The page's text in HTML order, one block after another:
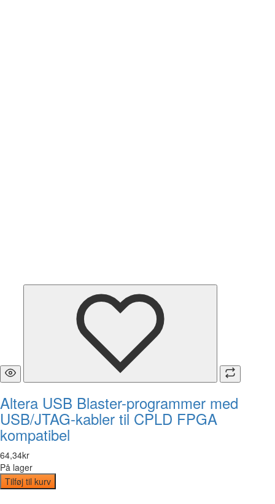
Altera USB Blaster-programmer med
USB/JTAG-kabler til CPLD FPGA
kompatibel
64,34kr
På lager
Tilføj til kurv